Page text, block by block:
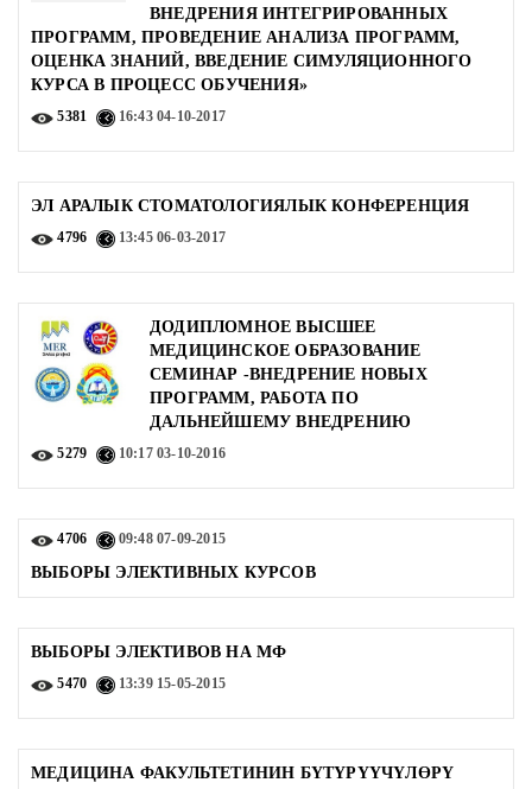
ВНЕДРЕНИЯ ИНТЕГРИРОВАННЫХ
ПРОГРАММ, ПРОВЕДЕНИЕ АНАЛИЗА ПРОГРАММ,
ОЦЕНКА ЗНАНИЙ, ВВЕДЕНИЕ СИМУЛЯЦИОННОГО
КУРСА В ПРОЦЕСС ОБУЧЕНИЯ»
5381 16:4304-10-2017
ЭЛ АРАЛЫК СТОМАТОЛОГИЯЛЫК КОНФЕРЕНЦИЯ
4796 13:4506-03-2017
ДОДИПЛОМНОЕ ВЫСШЕЕ
МЕДИЦИНСКОЕ ОБРАЗОВАНИЕ
СЕМИНАР -ВНЕДРЕНИЕ НОВЫХ
ПРОГРАММ, РАБОТА ПО
ДАЛЬНЕЙШЕМУ ВНЕДРЕНИЮ
5279 10:1703-10-2016
4706 09:4807-09-2015
ВЫБОРЫ ЭЛЕКТИВНЫХ КУРСОВ
ВЫБОРЫ ЭЛЕКТИВОВ НА МФ
5470 13:39 15-05-2015
МЕДИЦИНА ФАКУЛЬТЕТИНИН БҮТҮРҮҮЧҮЛӨРҮ